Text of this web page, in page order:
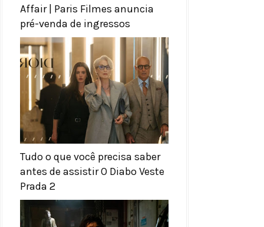
Affair | Paris Filmes anuncia
pré-venda de ingressos
Tudo o que você precisa saber
antes de assistir O Diabo Veste
Prada 2